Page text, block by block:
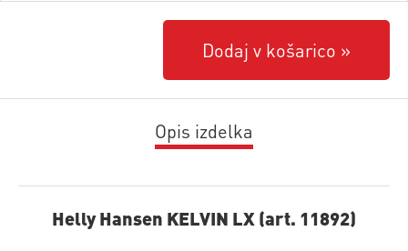
Dodaj v košarico
Opis izdelka
Helly Hansen KELVIN LX (art. 11892)